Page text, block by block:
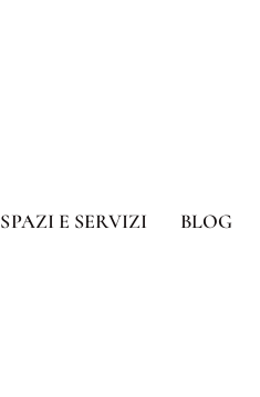
SPAZI E SERVIZI
BLOG